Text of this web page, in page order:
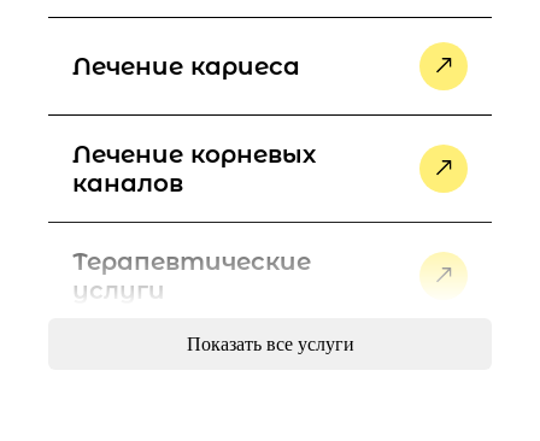
Лечение кариеса
Лечение корневых
каналов
Терапевтические
услуги
Показать все услуги